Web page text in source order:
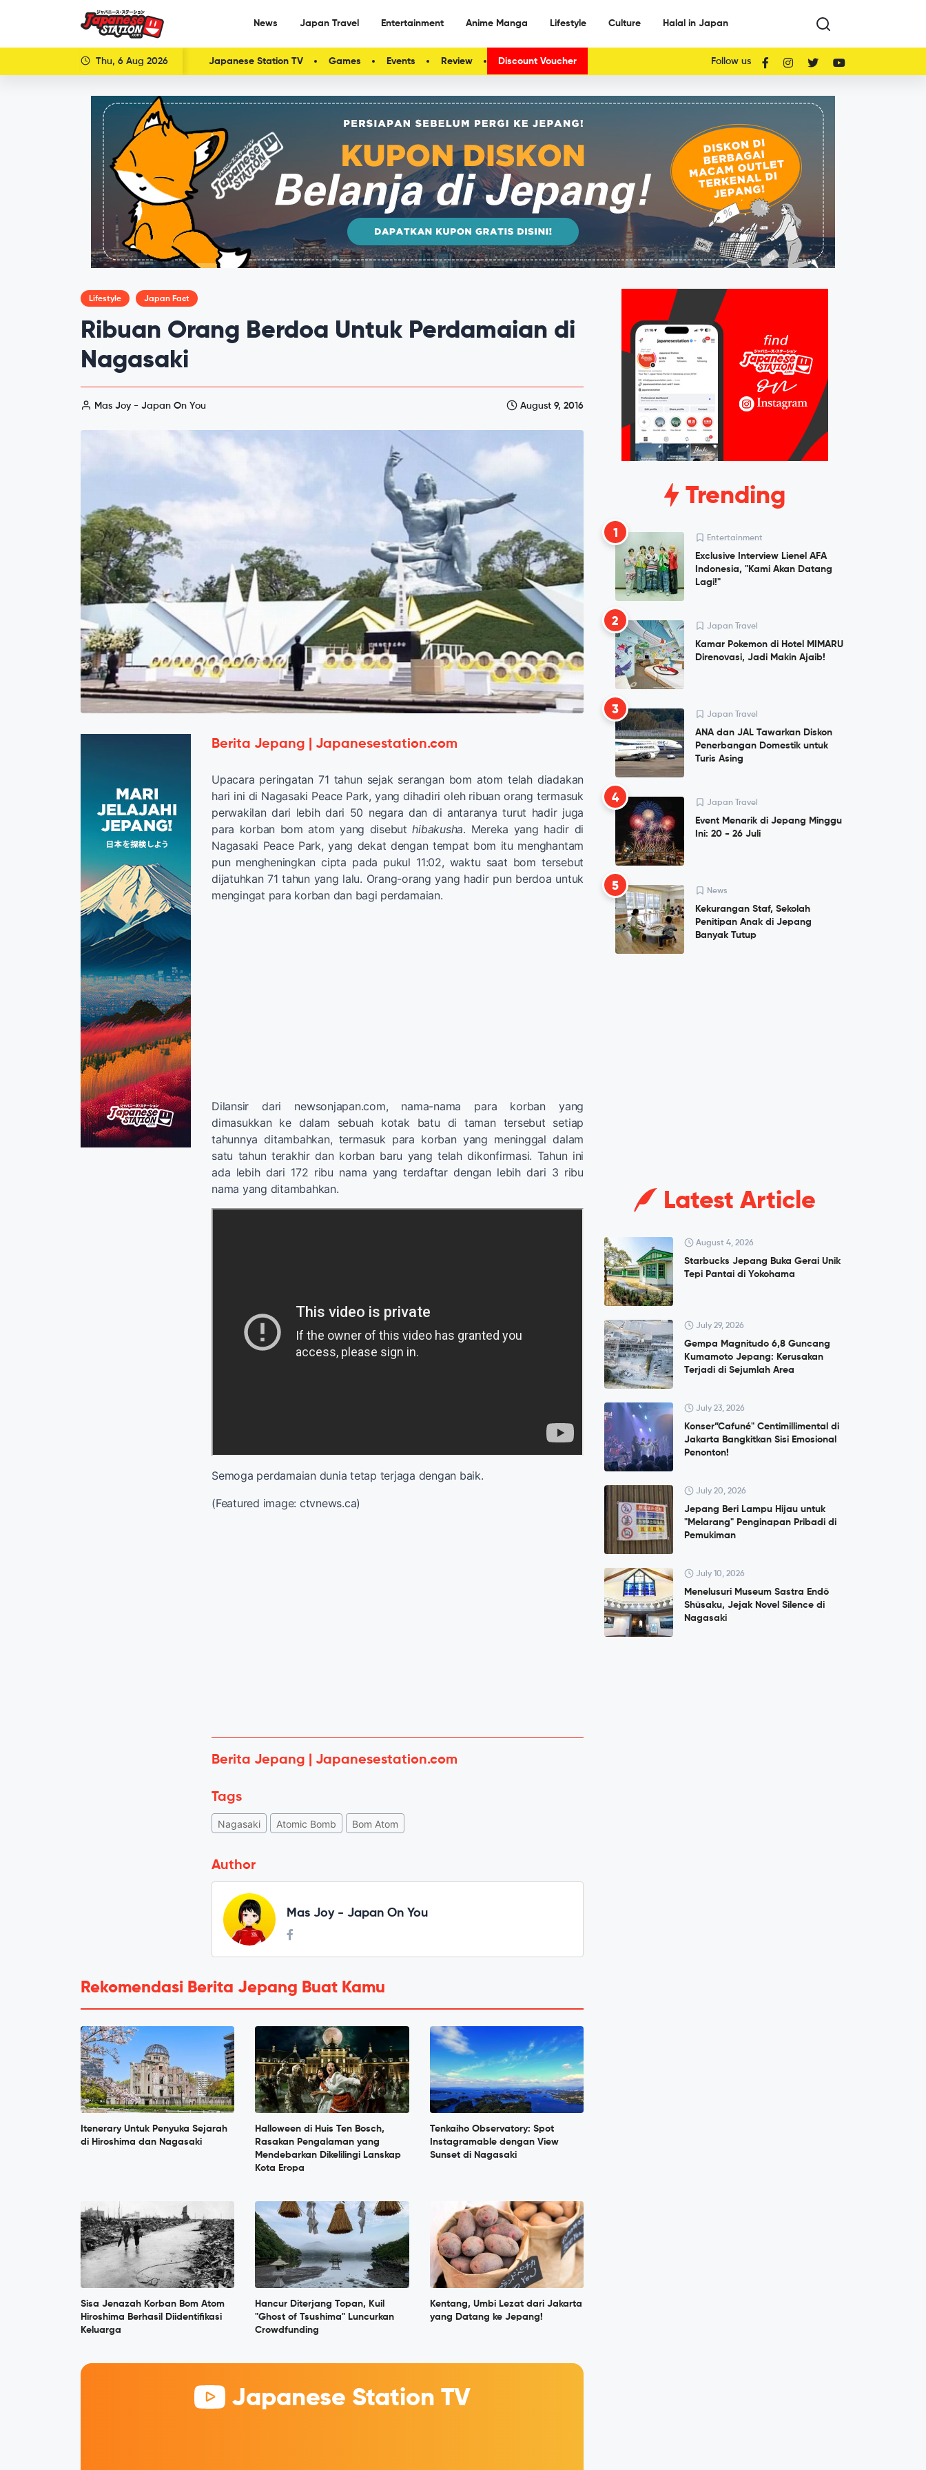
News Japan Travel Entertainment Anime Manga Lifestyle Culture Halal in Japan
Thu, 6 Aug 2026 Japanese Station TV Games Events Review Discount Voucher Follow us
Lifestyle Japan Fact
Ribuan Orang Berdoa Untuk Perdamaian di
Nagasaki
Mas Joy - Japan On You August 9, 2016
Berita Jepang | Japanesestation.com
Upacara peringatan 71 tahun sejak serangan bom atom telah diadakan
hari ini di Nagasaki Peace Park, yang dihadiri oleh ribuan orang termasuk
perwakilan dari lebih dari 50 negara dan di antaranya turut hadir juga
para korban bom atom yang disebuthibakusha. Mereka yang hadir di
Nagasaki Peace Park, yang dekat dengan tempat bom itu menghantam
pun mengheningkan cipta pada pukul 11:02, waktu saat bom tersebut
dijatuhkan 71 tahun yang lalu. Orang-orang yang hadir pun berdoa untuk
mengingat para korban dan bagi perdamaian.
Dilansir dari newsonjapan.com, nama-nama para korban yang
dimasukkan ke dalam sebuah kotak batu di taman tersebut setiap
tahunnya ditambahkan, termasuk para korban yang meninggal dalam
satu tahun terakhir dan korban baru yang telah dikonfirmasi. Tahun ini
ada lebih dari 172 ribu nama yang terdaftar dengan lebih dari 3 ribu
nama yang ditambahkan.
Semoga perdamaian dunia tetap terjaga dengan baik.
(Featured image: ctvnews.ca)
Berita Jepang | Japanesestation.com
Tags
Nagasaki Atomic Bomb Bom Atom
Author
Mas Joy - Japan On You
Rekomendasi Berita Jepang Buat Kamu
Itenerary Untuk Penyuka Sejarah
di Hiroshima dan Nagasaki
Halloween di Huis Ten Bosch,
Rasakan Pengalaman yang
Mendebarkan Dikelilingi Lanskap
Kota Eropa
Tenkaiho Observatory: Spot
Instagramable dengan View
Sunset di Nagasaki
Sisa Jenazah Korban Bom Atom
Hiroshima Berhasil Diidentifikasi
Keluarga
Hancur Diterjang Topan, Kuil
"Ghost of Tsushima" Luncurkan
Crowdfunding
Kentang, Umbi Lezat dari Jakarta
yang Datang ke Jepang!
Japanese Station TV
Trending
1 Entertainment
Exclusive Interview Lienel AFA
Indonesia, "Kami Akan Datang
Lagi!"
2 Japan Travel
Kamar Pokemon di Hotel MIMARU
Direnovasi, Jadi Makin Ajaib!
3 Japan Travel
ANA dan JAL Tawarkan Diskon
Penerbangan Domestik untuk
Turis Asing
4 Japan Travel
Event Menarik di Jepang Minggu
Ini: 20 - 26 Juli
5 News
Kekurangan Staf, Sekolah
Penitipan Anak di Jepang
Banyak Tutup
Latest Article
August 4, 2026
Starbucks Jepang Buka Gerai Unik
Tepi Pantai di Yokohama
July 29, 2026
Gempa Magnitudo 6,8 Guncang
Kumamoto Jepang: Kerusakan
Terjadi di Sejumlah Area
July 23, 2026
Konser”Cafuné" Centimillimental di
Jakarta Bangkitkan Sisi Emosional
Penonton!
July 20, 2026
Jepang Beri Lampu Hijau untuk
"Melarang" Penginapan Pribadi di
Pemukiman
July 10, 2026
Menelusuri Museum Sastra Endō
Shūsaku, Jejak Novel Silence di
Nagasaki